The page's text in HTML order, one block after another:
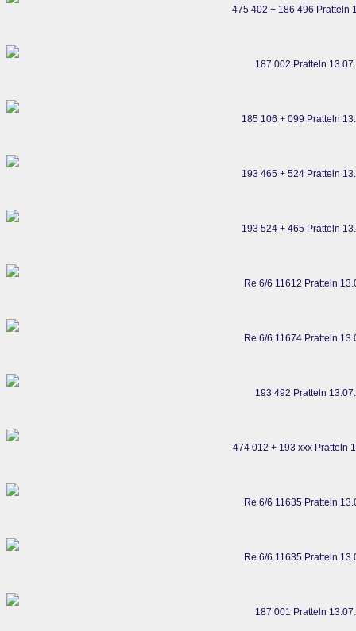
475 402 + 186 496 Pratteln
187 002 Pratteln
185 106 + 099 Pratteln
193 465 + 524 Pratteln
193 524 + 465 Pratteln
Re 6/6 11612 Pratteln
Re 6/6 11674 Pratteln
193 492 Pratteln
474 012 + 193 xxx Pratteln
Re 6/6 11635 Pratteln
Re 6/6 11635 Pratteln
187 001 Pratteln